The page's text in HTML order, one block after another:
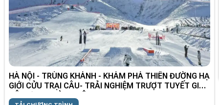
HÀ NỘI - TRÙNG KHÁNH - KHÁM PHÁ THIÊN ĐƯỜNG HẠ
GIỚI CỬU TRẠI CÂU- TRẢI NGHIỆM TRƯỢT TUYẾT GIA